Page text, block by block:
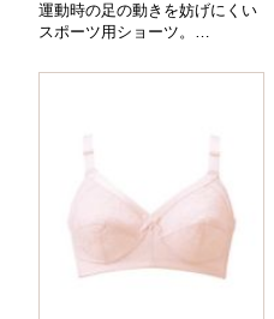
運動時の足の動きを妨げにくい
スポーツ用ショーツ。
＊カラー/全2色